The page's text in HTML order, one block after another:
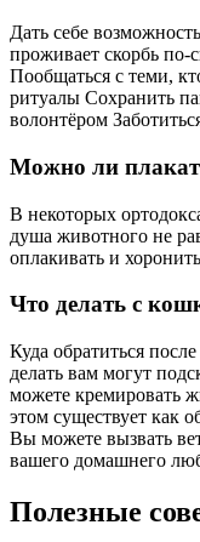
Дать себе
проживает скорбь по-
Пообщаться с теми,
ритуалы Сохранить
волонтёром
Можно ли
В некоторых
душа животного не
оплакивать и
Что делать с
Куда обратиться
делать вам могут
можете кремировать
этом существует как
Вы можете вызвать
вашего домашнего
Полезные